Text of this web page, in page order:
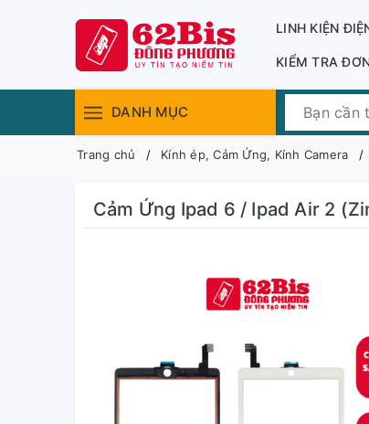
LINH KIỆN
KIỂM TRA
DANH MỤC
Trang chủ Kính ép, Cảm Ứng, Kính Camera
Cảm Ứng Ipad 6 / Ipad Air 2